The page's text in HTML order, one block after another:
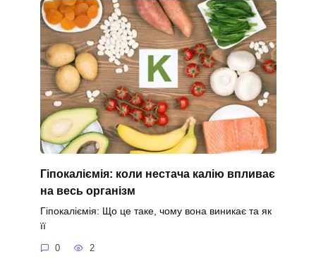
Гіпокаліємія: коли нестача калію впливає
на весь організм
Гіпокаліємія: Що це таке, чому вона виникає та як
її
0 2